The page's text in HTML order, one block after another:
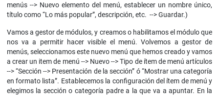
menús --> Nuevo elemento del menú, establecer un nombre único,
título como “Lo más popular”, descripción, etc. --> Guardar.)
Vamos a gestor de módulos, y creamos o habilitamos el módulo que
nos va a permitir hacer visible el menú. Volvemos a gestor de
menús, seleccionamos este nuevo menú que hemos creado y vamos
a crear un item de menú --> Nuevo --> Tipo de ítem de menú artículos
--> “Sección --> Presentación de la sección” ó “Mostrar una categoría
en formato lista”. Establecemos la configuración del ítem de menú y
elegimos la sección o categoría padre a la que va a apuntar. En la